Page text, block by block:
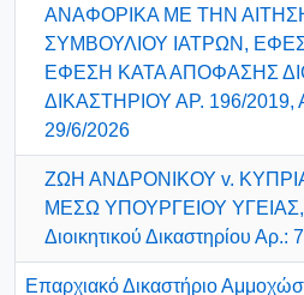
ΑΝΑΦΟΡΙΚΑ ΜΕ ΤΗΝ
ΣΥΜΒΟΥΛΙΟΥ ΙΑΤΡΩΝ,
ΕΦΕΣΗ ΚΑΤΑ ΑΠΟΦΑΣΗΣ
ΔΙΚΑΣΤΗΡΙΟΥ ΑΡ. 196/2019,
29/6/2026
ΖΩΗ ΑΝΔΡΟΝΙΚΟΥ v.
ΜΕΣΩ ΥΠΟΥΡΓΕΙΟΥ ΥΓΕΙΑΣ,
Διοικητικού Δικαστηρίου
Επαρχιακό Δικαστήριο